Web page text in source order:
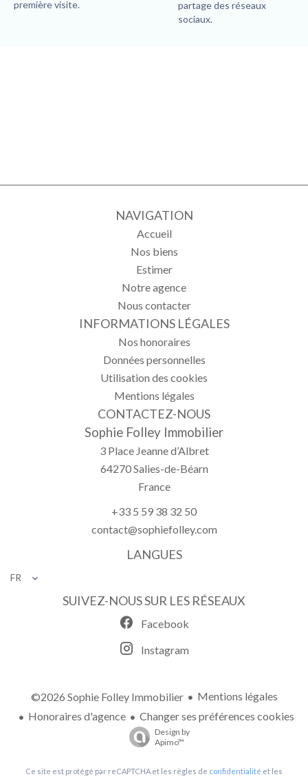
première visite.
partage des réseaux
sociaux.
NAVIGATION
Accueil
Nos biens
Estimer
Notre agence
Nous contacter
INFORMATIONS LÉGALES
Nos honoraires
Données personnelles
Utilisation des cookies
Mentions légales
CONTACTEZ-NOUS
Sophie Folley Immobilier
3 Place Jeanne d’Albret
64270Salies-de-Béarn
France
+33 5 59 38 32 50
contact@sophiefolley.com
LANGUES
FR
SUIVEZ-NOUS SUR LES RÉSEAUX
Facebook
Instagram
©2026 Sophie Folley Immobilier
Mentions légales
Honoraires d'agence
Changer ses préférences cookies
Design by
Apimo™
Ce site est protégé par reCAPTCHA et les règles de confidentialité et les